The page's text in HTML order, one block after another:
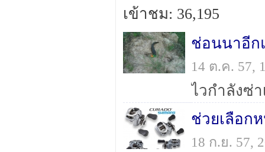
เข้าชม: 36,195
ช่อนนาอีก
14 ต.ค. 57,
ไวกำลังซ่
ช่วยเลือก
18 ก.ย. 57,